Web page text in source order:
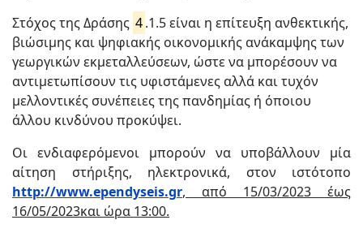
Στόχος της Δράσης 4.1.5 είναι η επίτευξη ανθεκτικής,
βιώσιμης και ψηφιακής οικονομικής ανάκαμψης των
γεωργικών εκμεταλλεύσεων, ώστε να μπορέσουν να
αντιμετωπίσουν τις υφιστάμενες αλλά και τυχόν
μελλοντικές συνέπειες της πανδημίας ή όποιου
άλλου κινδύνου προκύψει.
Οι ενδιαφερόμενοι μπορούν να υποβάλλουν μία
αίτηση στήριξης, ηλεκτρονικά, στον ιστότοπο
http://www.ependyseis.gr, από 15/03/2023 έως
16/05/2023και ώρα 13:00.